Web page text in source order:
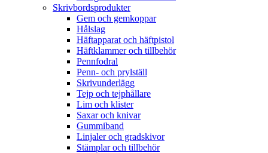
Skrivbordsprodukter
Gem och gemkoppar
Hålslag
Häftapparat och häftpistol
Häftklammer och tillbehör
Pennfodral
Penn- och prylställ
Skrivunderlägg
Tejp och tejphållare
Lim och klister
Saxar och knivar
Gummiband
Linjaler och gradskivor
Stämplar och tillbehör